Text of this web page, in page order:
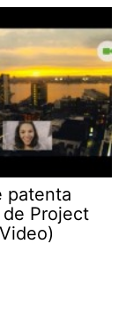
patenta
Project